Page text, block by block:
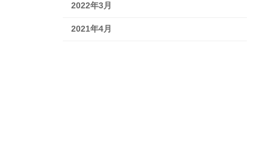
2022年3月
2021年4月